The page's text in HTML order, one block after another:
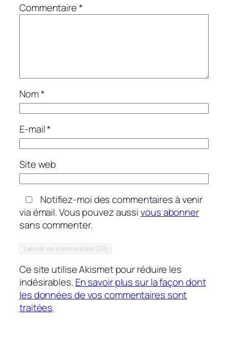
Commentaire*
Nom*
E-mail*
Site web
Notifiez-moi des commentaires à venir
via émail. Vous pouvez aussivous abonner
sans commenter.
Ce site utilise Akismet pour réduire les
indésirables. En savoir plus sur la façon dont
les données de vos commentaires sont
traitées.